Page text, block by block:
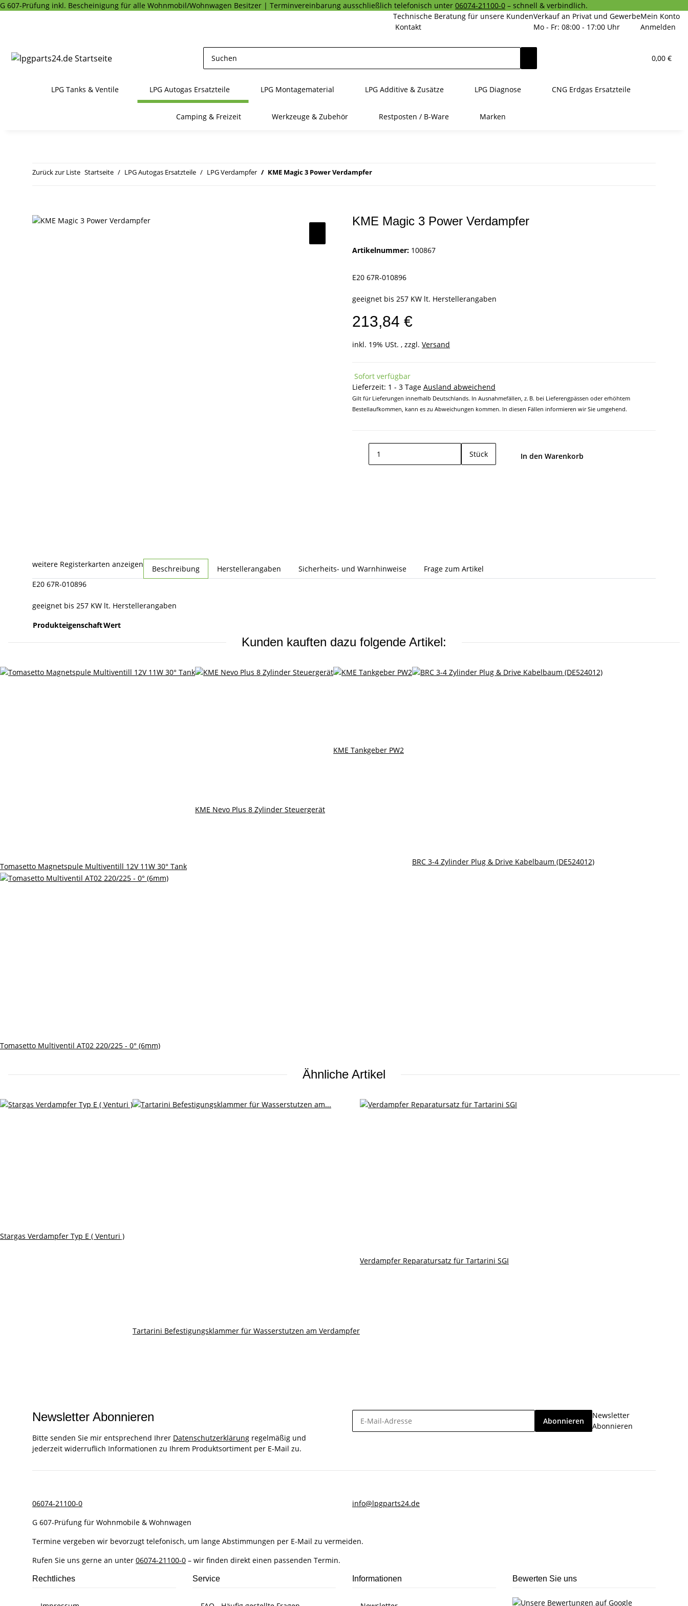
G 607-Prüfung inkl. Bescheinigung für alle Wohnmobil/Wohnwagen Besitzer | Terminvereinbarung ausschließlich telefonisch unter 06074-21100-0 – schnell & verbindlich.
Mein Konto
Anmelden
Verkauf an Privat und Gewerbe
Mo - Fr: 08:00 - 17:00 Uhr
Technische Beratung für unsere Kunden
Kontakt
0,00 €
LPG Tanks & Ventile LPG Autogas Ersatzteile LPG Montagematerial LPG Additive & Zusätze LPG Diagnose CNG Erdgas Ersatzteile
Camping & Freizeit Werkzeuge & Zubehör Restposten / B-Ware Marken
Zurück zur Liste Startseite LPG Autogas Ersatzteile LPG Verdampfer KME Magic 3 Power Verdampfer
KME Magic 3 Power Verdampfer
Artikelnummer: 100867
E20 67R-010896
geeignet bis 257 KW lt. Herstellerangaben
213,84 €
inkl. 19% USt. , zzgl. Versand
Sofort verfügbar
Lieferzeit: 1 - 3 Tage Ausland abweichend
Gilt für Lieferungen innerhalb Deutschlands. In Ausnahmefällen, z. B. bei Lieferengpässen oder erhöhtem
Bestellaufkommen, kann es zu Abweichungen kommen. In diesen Fällen informieren wir Sie umgehend.
Stück In den Warenkorb
weitere Registerkarten anzeigen Beschreibung Herstellerangaben Sicherheits- und Warnhinweise
Frage zum Artikel
E20 67R-010896
geeignet bis 257 KW lt. Herstellerangaben
ProdukteigenschaftWert
Kunden kauften dazu folgende Artikel:
Tomasetto Magnetspule Multiventill 12V 11W 30° Tank
KME Nevo Plus 8 Zylinder Steuergerät
KME Tankgeber PW2
BRC 3-4 Zylinder Plug & Drive Kabelbaum (DE524012)
Tomasetto Multiventil AT02 220/225 - 0° (6mm)
Ähnliche Artikel
Stargas Verdampfer Typ E ( Venturi )
Tartarini Befestigungsklammer für Wasserstutzen am Verdampfer
Verdampfer Reparatursatz für Tartarini SGI
Newsletter Abonnieren
Bitte senden Sie mir entsprechend Ihrer Datenschutzerklärung regelmäßig und
jederzeit widerruflich Informationen zu Ihrem Produktsortiment per E-Mail zu.
Abonnieren
Newsletter
Abonnieren
06074-21100-0
info@lpgparts24.de
G 607-Prüfung für Wohnmobile & Wohnwagen
Termine vergeben wir bevorzugt telefonisch, um lange Abstimmungen per E-Mail zu vermeiden.
Rufen Sie uns gerne an unter 06074-21100-0 – wir finden direkt einen passenden Termin.
Rechtliches Service Informationen Bewerten Sie uns